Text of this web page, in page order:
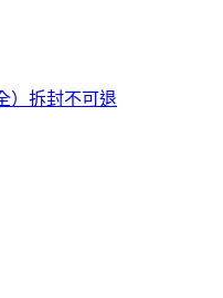
）拆封不可退